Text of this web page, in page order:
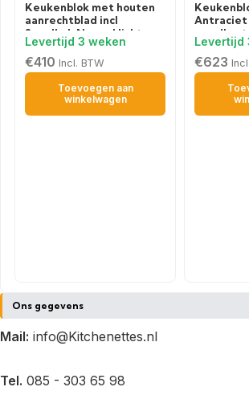
Keukenblok met houten
aanrechtblad incl
Spoelbak Neapel licht
eiken ruw (BxHxD)
100,0×84,8×60,0 cm HRG-
199
€410 Incl. BTW
Toevoegen aan
winkelwagen
Antraciet
€623
Ons gegevens
Mail: info@Kitchenettes.nl
Tel. 085 - 303 65 98